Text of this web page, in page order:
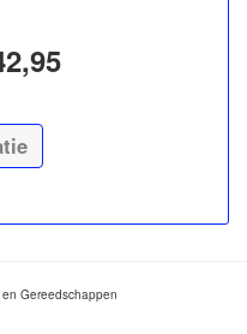
Gereedschappen